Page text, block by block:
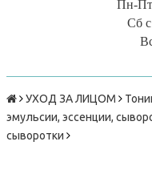
Пн-Пт
Сб
УХОД ЗА ЛИЦОМ
эмульсии, эссенции,
сыворотки